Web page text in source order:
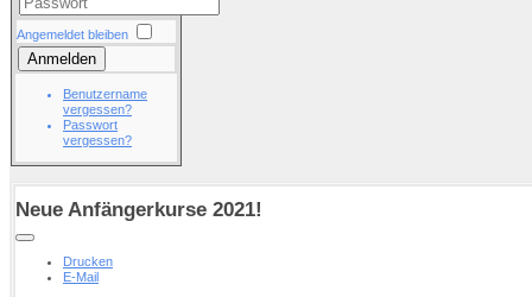
Angemeldet bleiben
Anmelden
Benutzername
vergessen?
Passwort
vergessen?
Neue Anfängerkurse 2021!
Drucken
E-Mail